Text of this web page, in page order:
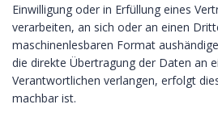
Einwilligung oder in Erfüllung eines
verarbeiten, an sich oder an einen
maschinenlesbaren Format
die direkte Übertragung der Daten an
Verantwortlichen verlangen, erfolgt
machbar ist.